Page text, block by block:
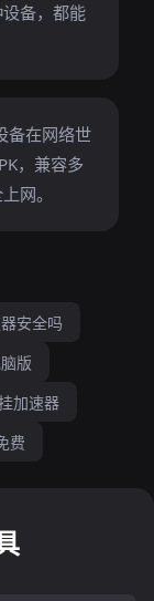
备，都能
备在网络世
，兼容多
网。
安全吗
版
加速器
费